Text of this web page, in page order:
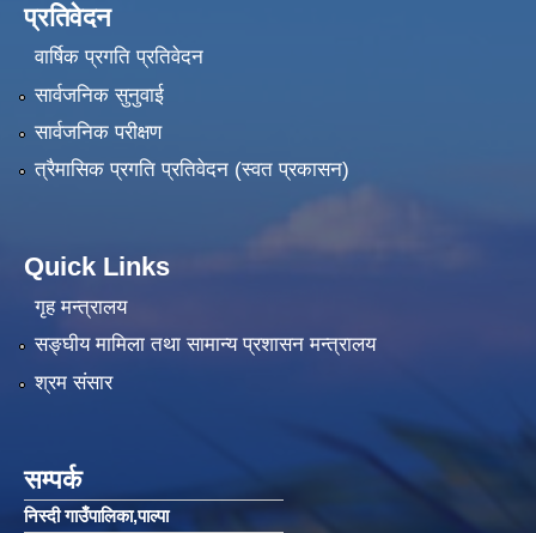
प्रतिवेदन
वार्षिक प्रगति प्रतिवेदन
सार्वजनिक सुनुवाई
सार्वजनिक परीक्षण
त्रैमासिक प्रगति प्रतिवेदन (स्वत प्रकासन)
Quick Links
गृह मन्त्रालय
सङ्‍घीय मामिला तथा सामान्य प्रशासन मन्त्रालय
श्रम संसार
सम्पर्क
निस्दी गाउँपालिका‚पाल्पा